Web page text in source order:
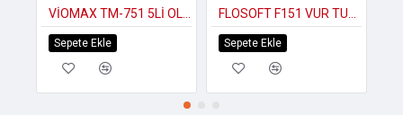
Sepete Ekle Sepete Ekle